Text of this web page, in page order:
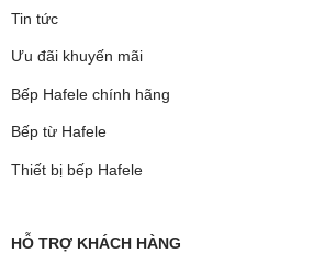
Tin tức
Ưu đãi khuyến mãi
Bếp Hafele chính hãng
Bếp từ Hafele
Thiết bị bếp Hafele
HỖ TRỢ KHÁCH HÀNG